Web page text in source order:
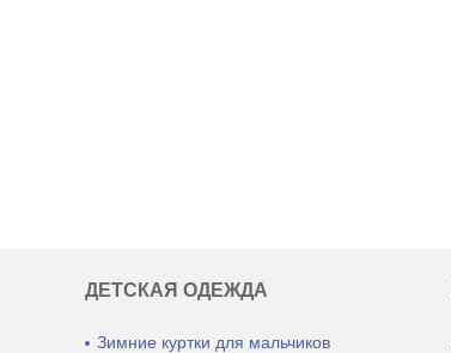
ДЕТСКАЯ ОДЕЖДА
Зимние куртки для мальчиков